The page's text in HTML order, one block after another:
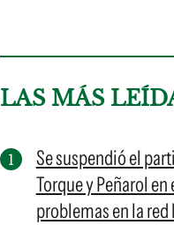
LAS MÁS
Se suspendió el
Torque y Peñarol
problemas en la